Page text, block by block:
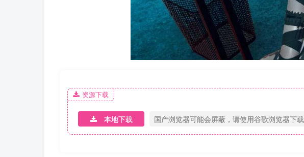
资源下载
本地下载 国产浏览器可能会屏蔽，请使用谷歌浏览器下载